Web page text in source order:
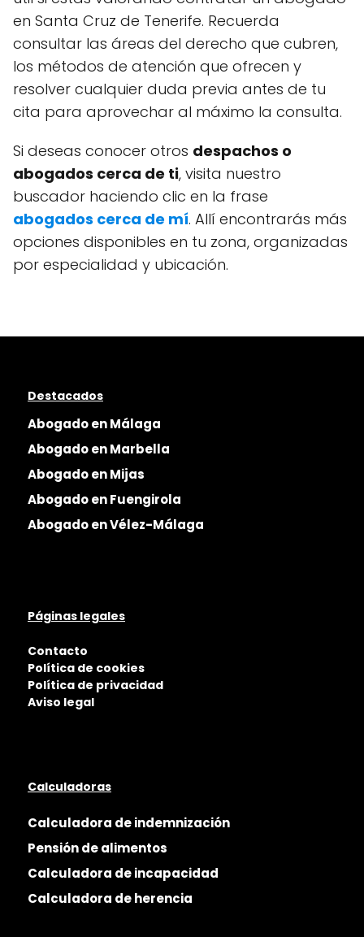
en Santa Cruz de Tenerife. Recuerda
consultar las áreas del derecho que cubren,
los métodos de atención que ofrecen y
resolver cualquier duda previa antes de tu
cita para aprovechar al máximo la consulta.
Si deseas conocer otros despachos o
abogados cerca de ti, visita nuestro
buscador haciendo clic en la frase
abogados cerca de mí. Allí encontrarás más
opciones disponibles en tu zona, organizadas
por especialidad y ubicación.
Destacados
Abogado en Málaga
Abogado en Marbella
Abogado en Mijas
Abogado en Fuengirola
Abogado en Vélez-Málaga
Páginas legales
Contacto
Política de cookies
Política de privacidad
Aviso legal
Calculadoras
Calculadora de indemnización
Pensión de alimentos
Calculadora de incapacidad
Calculadora de herencia